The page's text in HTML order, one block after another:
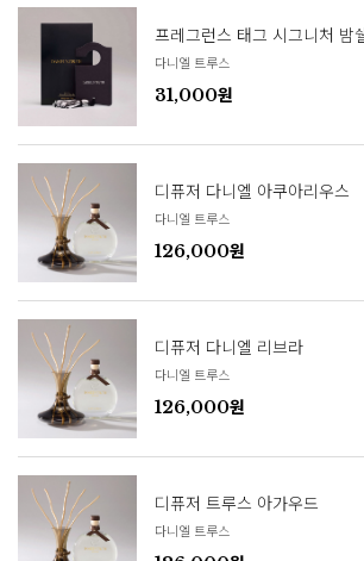
프레그런스 태그 시그니처 밤
다니엘 트루스
31,000원
디퓨저 다니엘 아쿠아리우스
다니엘 트루스
126,000원
디퓨저 다니엘 리브라
다니엘 트루스
126,000원
디퓨저 트루스 아가우드
다니엘 트루스